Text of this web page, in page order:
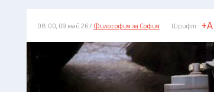
08:00, 09 май 26 / Философия за София Шрифт: +A